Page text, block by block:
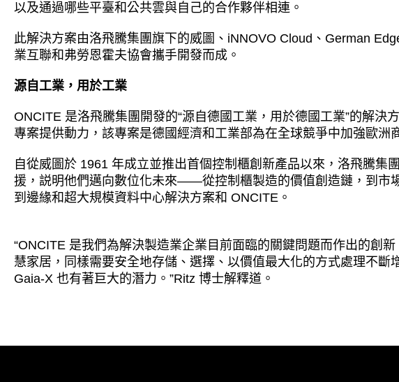
以及通過哪些平臺和公共雲與自己的合作夥伴相連。
此解決方案由洛飛騰集團旗下的威圖、iNNOVO Cloud、German
業互聯和弗勞恩霍夫協會攜手開發而成。
源自工業，用於工業
ONCITE 是洛飛騰集團開發的“源自德國工業，用於德國工業”的解決
專案提供動力，該專案是德國經濟和工業部為在全球競爭中加強歐洲
自從威圖於 1961 年成立並推出首個控制櫃創新產品以來，洛飛騰集
援，説明他們邁向數位化未來——從控制櫃製造的價值創造鏈，到市
到邊緣和超大規模資料中心解決方案和 ONCITE。
“ONCITE 是我們為解決製造業企業目前面臨的關鍵問題而作出的創
慧家居，同樣需要安全地存儲、選擇、以價值最大化的方式處理不斷
Gaia-X 也有著巨大的潛力。”Ritz 博士解釋道。